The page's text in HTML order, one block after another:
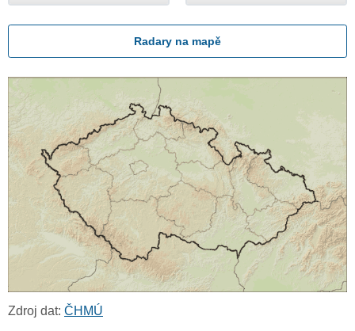
Radary na mapě
Zdroj dat: ČHMÚ